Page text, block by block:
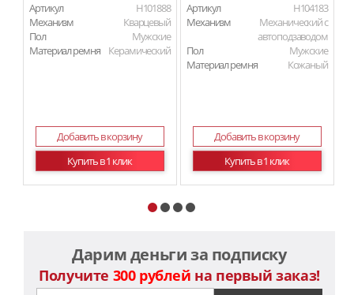
Артикул
H101888
Механизм
Кварцевый
Пол
Мужские
Материал ремня
Керамический
Добавить в корзину
Купить в 1 клик
Артикул
H104183
Механизм
Механический с
автоподзаводом
Пол
Мужские
Материал ремня
Кожаный
Добавить в корзину
Купить в 1 клик
Дарим деньги за подписку
Получите 300 рублей на первый заказ!